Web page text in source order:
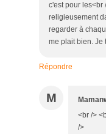
c'est pour les<br
religieusement
regarder à
me plait bien. Je
Répondre
M
<br />
/>